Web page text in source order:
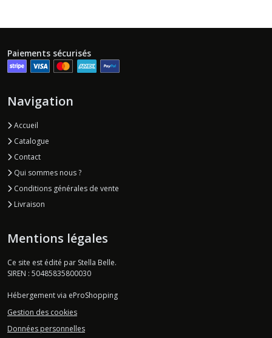
Paiements sécurisés
Navigation
Accueil
Catalogue
Contact
Qui sommes nous ?
Conditions générales de vente
Livraison
Mentions légales
Ce site est édité par Stella Belle.
SIREN : 50485835800030
Hébergement via eProShopping
Gestion des cookies
Données personnelles